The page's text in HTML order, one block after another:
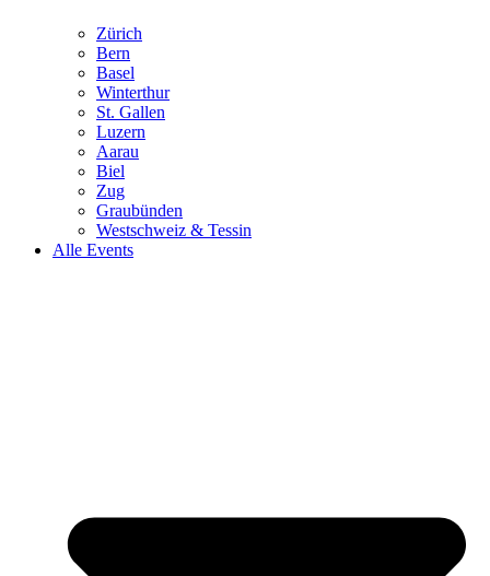
Zürich
Bern
Basel
Winterthur
St. Gallen
Luzern
Aarau
Biel
Zug
Graubünden
Westschweiz & Tessin
Alle Events